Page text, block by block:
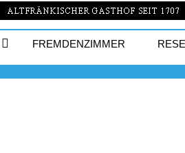
FREMDENZIMMER